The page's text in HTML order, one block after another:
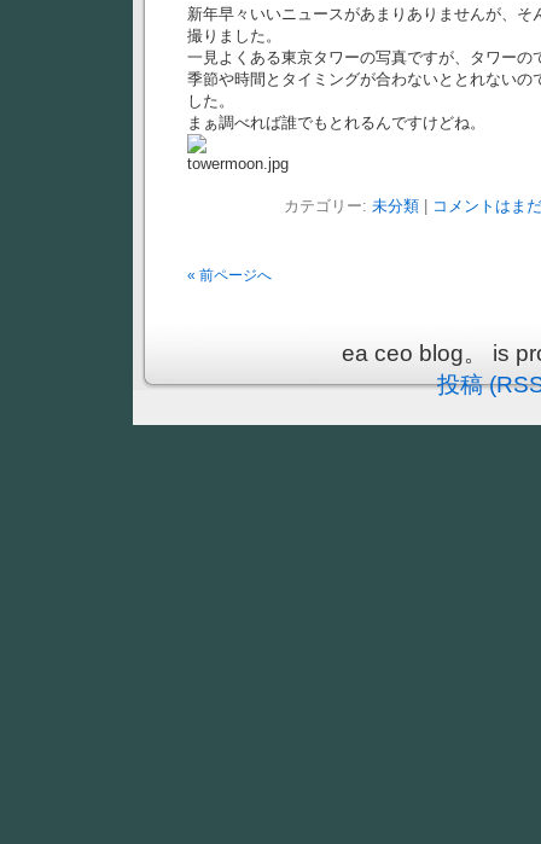
新年早々いいニュースがあまりありませんが、そ
撮りました。
一見よくある東京タワーの写真ですが、タワーの
季節や時間とタイミングが合わないととれないの
した。
まぁ調べれば誰でもとれるんですけどね。
カテゴリー: 未分類 コメントはま
« 前ページへ
ea ceo blog。 is
投稿